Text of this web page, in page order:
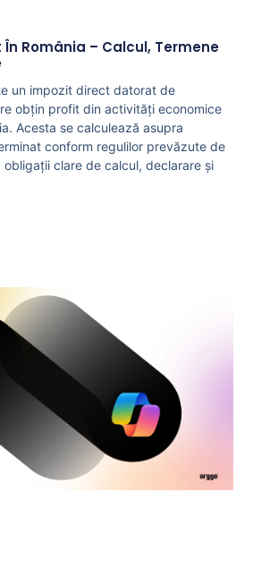
România – Calcul, Termene
un impozit direct datorat de
obțin profit din activități economice
Acesta se calculează asupra
conform regulilor prevăzute de
obligații clare de calcul, declarare și